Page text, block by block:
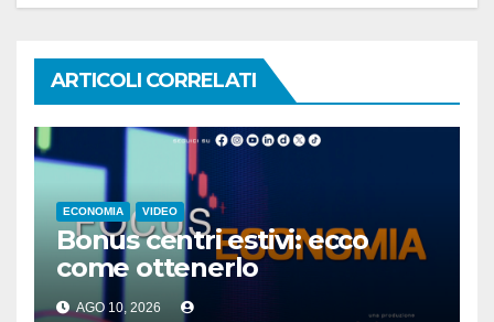
ARTICOLI CORRELATI
ECONOMIA VIDEO
Bonus centri estivi: ecco
come ottenerlo
AGO 10, 2026